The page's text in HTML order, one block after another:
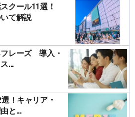
クール11選！
て解説
レーズ 導入・
...
！キャリア・
と...